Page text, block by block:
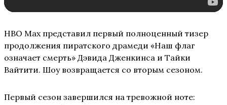
HBO Max представил первый полноценный тизер
продолжения пиратского драмеди «Наш флаг
означает смерть» Дэвида Дженкинса и Тайки
Вайтити. Шоу возвращается со вторым сезоном.
Первый сезон завершился на тревожной ноте: